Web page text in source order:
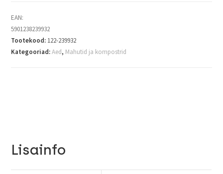
EAN:
5901238239932
Tootekood: 122-239932
Kategooriad:Aed, Mahutid ja kompostrid
Lisainfo